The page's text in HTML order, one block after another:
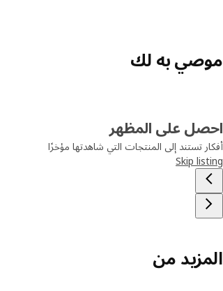
موصي به لك
احصل على المظهر
أفكار تستند إلى المنتجات التي شاهدتها مؤخرًا
Skip listing
المزيد من